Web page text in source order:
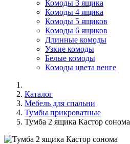
Комоды 3 ящика
Комоды 4 ящика
Комоды 5 ящиков
Комоды 6 ящиков
Длинные комоды
Узкие комоды
Белые комоды
Комоды цвета венге
Каталог
Мебель для спальни
Тумбы прикроватные
Тумба 2 ящика Кастор сонома